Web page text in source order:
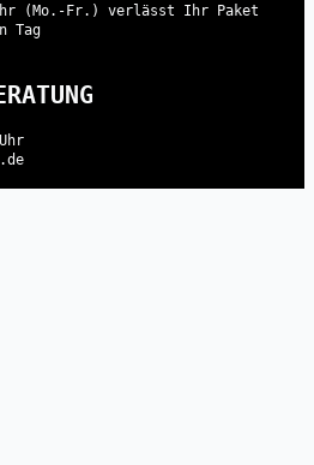
(Mo.-Fr.) verlässt Ihr Paket
Tag